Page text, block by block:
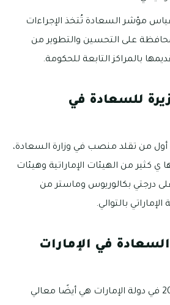
قياس مؤشر السعادة تُتخذ الإجراءات
على التحسين والتطوير من
بالمراكز التابعة للحكومة.
للسعادة في
من تقلد منصب في وزارة السعادة،
كثير من الهيئات الإماراتية وهيئات
درجتي بكالوريوس وماستر من
بالتوالي.
في الإمارات
وزيرة السعادة لعام 2023 في دولة الإمارات هي أيضًا معالي